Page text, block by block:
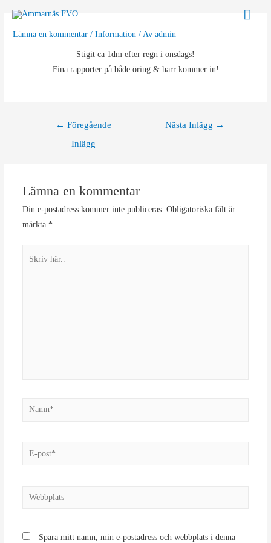
innehållLämna en kommentar /Information / Av admin
Stigit ca 1dm efter regn i onsdags!
Fina rapporter på både öring & harr kommer in!
Inläggsnavigering
← Föregående
Inlägg
Nästa Inlägg →
Lämna en kommentar
Din e-postadress kommer inte publiceras. Obligatoriska fält är
märkta *
Namn*
E-
Webbplats
Spara mitt namn, min e-postadress och webbplats i denna